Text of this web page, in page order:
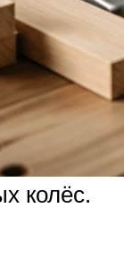
колёс.